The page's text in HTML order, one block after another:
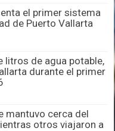
el primer sistema
de Puerto Vallarta
litros de agua potable,
durante el primer
mantuvo cerca del
otros viajaron a